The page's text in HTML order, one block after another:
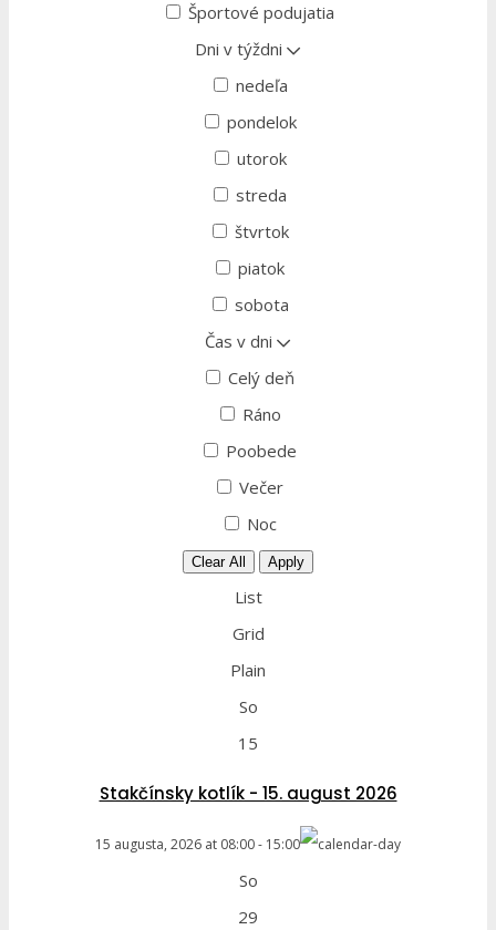
Športové podujatia
Dni v týždni
nedeľa
pondelok
utorok
streda
štvrtok
piatok
sobota
Čas v dni
Celý deň
Ráno
Poobede
Večer
Noc
Clear All Apply
List
Grid
Plain
So
15
Stakčínsky kotlík - 15. august 2026
15 augusta, 2026 at 08:00- 15:00
So
29